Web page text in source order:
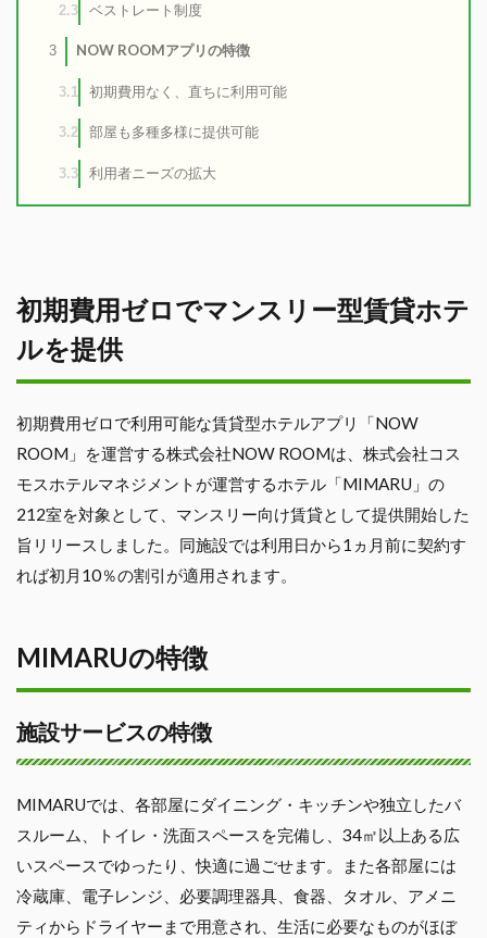
2.3 ベストレート制度
3 NOW ROOMアプリの特徴
3.1 初期費用なく、直ちに利用可能
3.2 部屋も多種多様に提供可能
3.3 利用者ニーズの拡大
初期費用ゼロでマンスリー型賃貸ホテ
ルを提供
初期費用ゼロで利用可能な賃貸型ホテルアプリ「NOW
ROOM」を運営する株式会社NOW ROOMは、株式会社コス
モスホテルマネジメントが運営するホテル「MIMARU」の
212室を対象として、マンスリー向け賃貸として提供開始した
旨リリースしました。同施設では利用日から1ヵ月前に契約す
れば初月10％の割引が適用されます。
MIMARUの特徴
施設サービスの特徴
MIMARUでは、各部屋にダイニング・キッチンや独立したバ
スルーム、トイレ・洗面スペースを完備し、34㎡以上ある広
いスペースでゆったり、快適に過ごせます。また各部屋には
冷蔵庫、電子レンジ、必要調理器具、食器、タオル、アメニ
ティからドライヤーまで用意され、生活に必要なものがほぼ